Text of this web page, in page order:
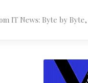
IT News: Byte by